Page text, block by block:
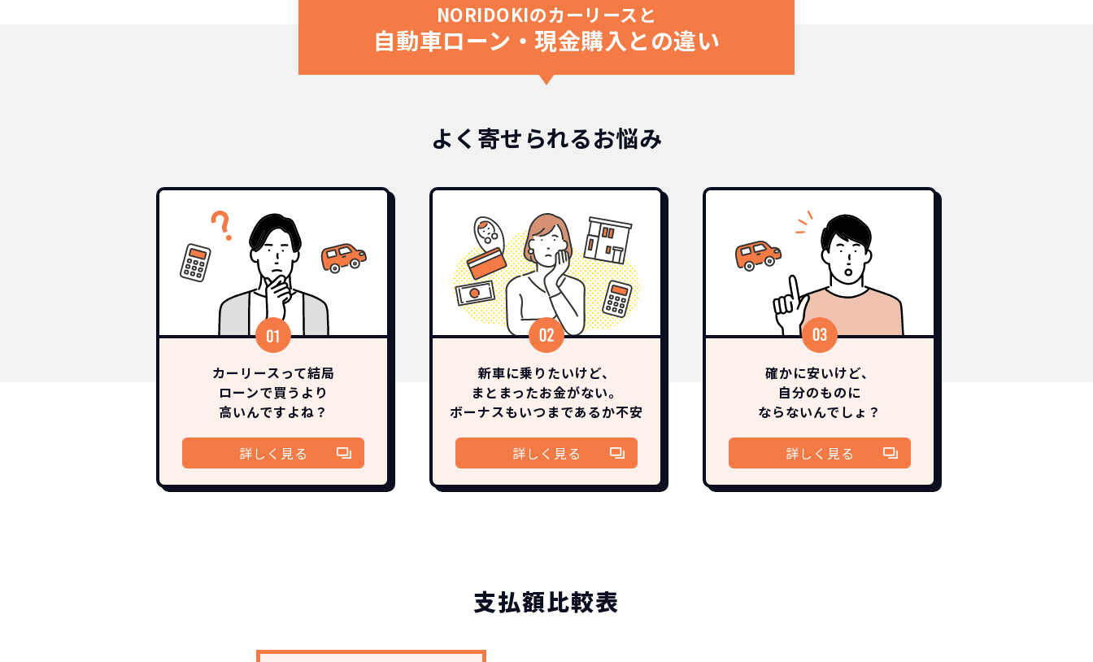
NORIDOKIのカーリースと
自動車ローン・現金購入との違い
よく寄せられるお悩み
カーリースって結局
ローンで買うより
高いんですよね？
詳しく見る
新車に乗りたいけど、
まとまったお金がない。
ボーナスもいつまであるか不安
詳しく見る
確かに安いけど、
自分のものに
ならないんでしょ？
詳しく見る
支払額比較表
どこよりも安くご契約いただけます！
安さの秘密
短期間だから安心！
月々定額料金で安心